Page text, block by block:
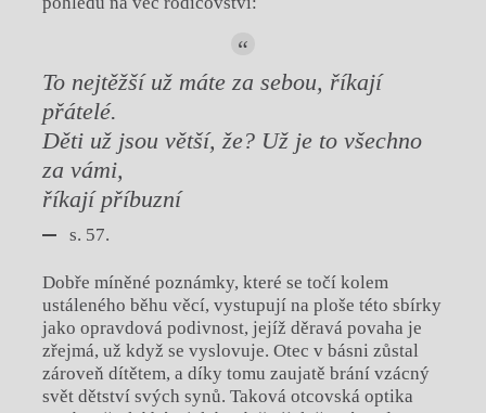
To nejtěžší už máte za sebou, říkají
přátelé.
Děti už jsou větší, že? Už je to všechno
za vámi,
říkají příbuzní
s. 57.
Dobře míněné poznámky, které se točí kolem
ustáleného běhu věcí, vystupují na ploše této sbírky
jako opravdová podivnost, jejíž děravá povaha je
zřejmá, už když se vyslovuje. Otec v básni zůstal
zároveň dítětem, a díky tomu zaujatě brání vzácný
svět dětství svých synů. Taková otcovská optika